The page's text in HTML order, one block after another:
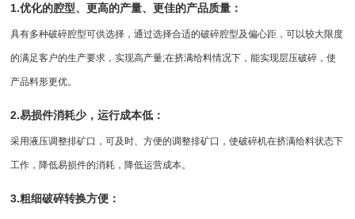
1.优化的腔型、更高的产量、更佳的产品质量：
具有多种破碎腔型可供选择，通过选择合适的破碎腔型及偏心距，可以较大限度
的满足客户的生产要求，实现高产量;在挤满给料情况下，能实现层压破碎，使
产品料形更优。
2.易损件消耗少，运行成本低：
采用液压调整排矿口，可及时、方便的调整排矿口，使破碎机在挤满给料状态下
工作，降低易损件的消耗，降低运营成本。
3.粗细破碎转换方便：